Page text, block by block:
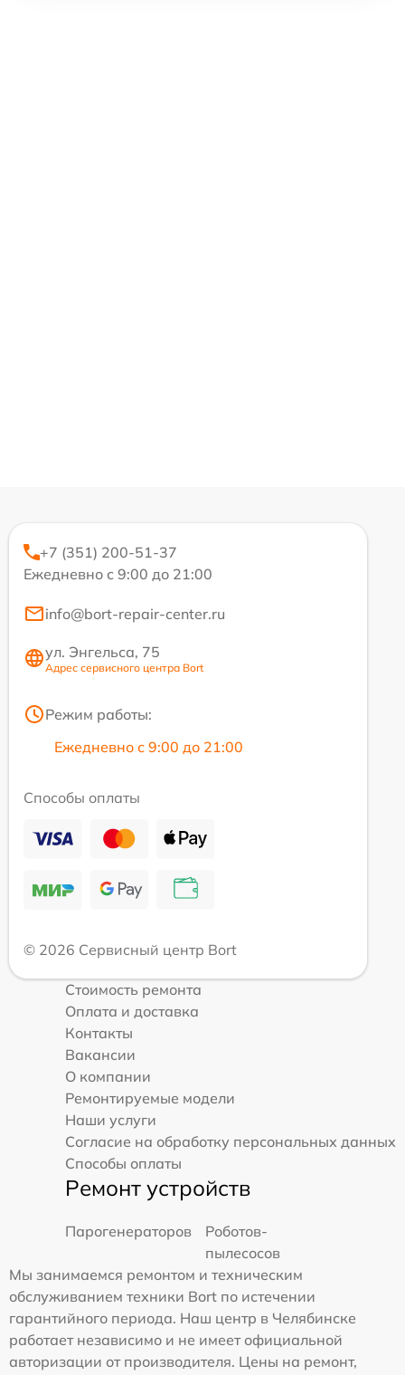
+7 (351) 200-51-37
Ежедневно с 9:00 до 21:00
info@bort-repair-center.ru
ул. Энгельса, 75
Адрес сервисного центра Bort
Режим работы:
Ежедневно с 9:00 до 21:00
Способы оплаты
© 2026 Сервисный центр Bort
Стоимость ремонта
Оплата и доставка
Контакты
Вакансии
О компании
Ремонтируемые модели
Наши услуги
Согласие на обработку персональных данных
Способы оплаты
Ремонт устройств
Парогенераторов
Роботов-
пылесосов
Мы занимаемся ремонтом и техническим
обслуживанием техники Bort по истечении
гарантийного периода. Наш центр в Челябинске
работает независимо и не имеет официальной
авторизации от производителя. Цены на ремонт,